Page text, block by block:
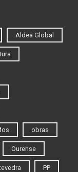
Aldea Global
obras
Ourense
PP